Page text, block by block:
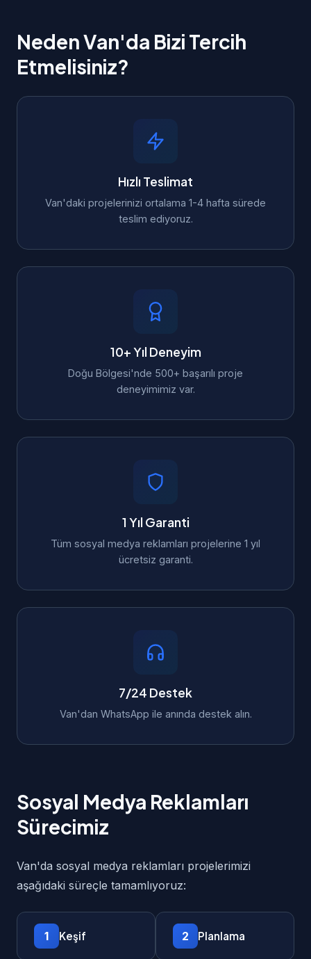
Neden Van'da Bizi Tercih
Etmelisiniz?
Hızlı Teslimat
Van'daki projelerinizi ortalama 1-4 hafta sürede
teslim ediyoruz.
10+ Yıl Deneyim
Doğu Bölgesi'nde 500+ başarılı proje
deneyimimiz var.
1 Yıl Garanti
Tüm sosyal medya reklamları projelerine 1 yıl
ücretsiz garanti.
7/24 Destek
Van'dan WhatsApp ile anında destek alın.
Sosyal Medya Reklamları
Sürecimiz
Van'da sosyal medya reklamları projelerimizi
aşağıdaki süreçle tamamlıyoruz:
1 Keşif 2 Planlama